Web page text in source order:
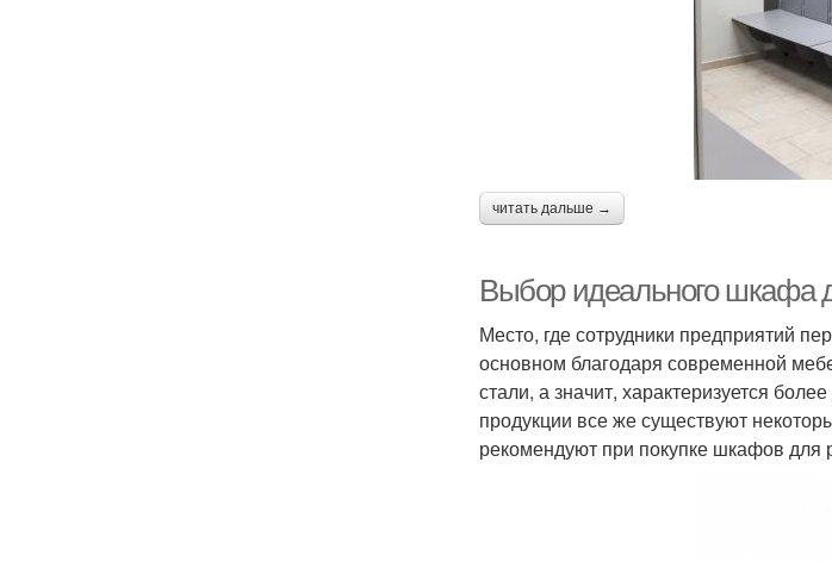
читать дальше →
Выбор идеального шкафа
Место, где сотрудники предприятий
основном благодаря современной
стали, а значит, характеризуется
продукции все же существуют
рекомендуют при покупке шкафов для